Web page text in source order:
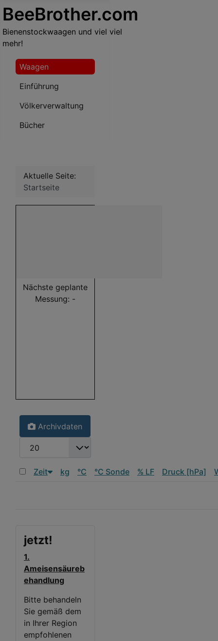
BeeBrother.com
Bienenstockwaagen und viel viel
mehr!
Waagen
Einführung
Völkerverwaltung
Bücher
Aktuelle Seite:
Startseite
Nächste geplante
Messung: -
Archivdaten
Zeit kg °C °C Sonde % LF Druck [hPa]
jetzt!
1.
Ameisensäureb
ehandlung
Bitte behandeln
Sie gemäß dem
in Ihrer Region
empfohlenen